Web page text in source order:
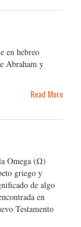
en hebreo
Abraham y
Read More
Omega (Ω)
griego y
de algo
en
Testamento